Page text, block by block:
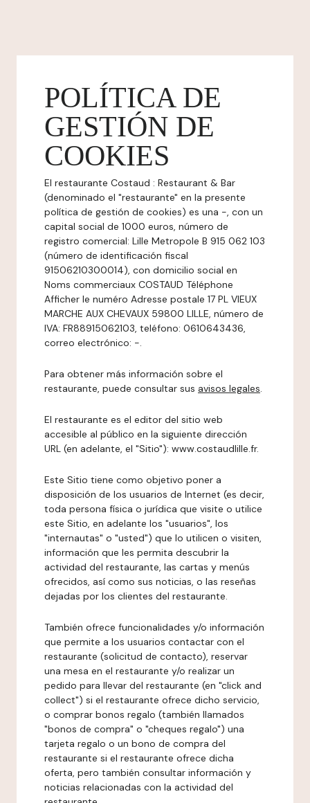
POLÍTICA DE
GESTIÓN DE
COOKIES
El restaurante Costaud : Restaurant & Bar
(denominado el "restaurante" en la presente
política de gestión de cookies) es una -, con un
capital social de 1000 euros, número de
registro comercial: Lille Metropole B 915 062 103
(número de identificación fiscal
91506210300014), con domicilio social en
Noms commerciaux COSTAUD Téléphone
Afficher le numéro Adresse postale 17 PL VIEUX
MARCHE AUX CHEVAUX 59800 LILLE, número de
IVA: FR88915062103, teléfono: 0610643436,
correo electrónico: -.
Para obtener más información sobre el
restaurante, puede consultar sus avisos legales.
El restaurante es el editor del sitio web
accesible al público en la siguiente dirección
URL (en adelante, el "Sitio"): www.costaudlille.fr.
Este Sitio tiene como objetivo poner a
disposición de los usuarios de Internet (es decir,
toda persona física o jurídica que visite o utilice
este Sitio, en adelante los "usuarios", los
"internautas" o "usted") que lo utilicen o visiten,
información que les permita descubrir la
actividad del restaurante, las cartas y menús
ofrecidos, así como sus noticias, o las reseñas
dejadas por los clientes del restaurante.
También ofrece funcionalidades y/o información
que permite a los usuarios contactar con el
restaurante (solicitud de contacto), reservar
una mesa en el restaurante y/o realizar un
pedido para llevar del restaurante (en "click and
collect") si el restaurante ofrece dicho servicio,
o comprar bonos regalo (también llamados
"bonos de compra" o "cheques regalo") una
tarjeta regalo o un bono de compra del
restaurante si el restaurante ofrece dicha
oferta, pero también consultar información y
noticias relacionadas con la actividad del